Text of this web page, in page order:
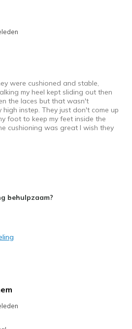
were cushioned and stable,
my heel kept sliding out then
the laces but that wasn't
instep. They just don't come up
foot to keep my feet inside the
cushioning was great I wish they
true to size
behulpzaam?